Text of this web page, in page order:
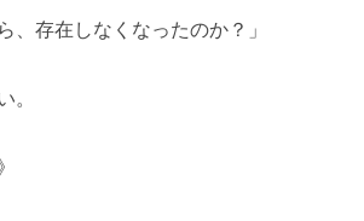
、存在しなくなったのか？」
。